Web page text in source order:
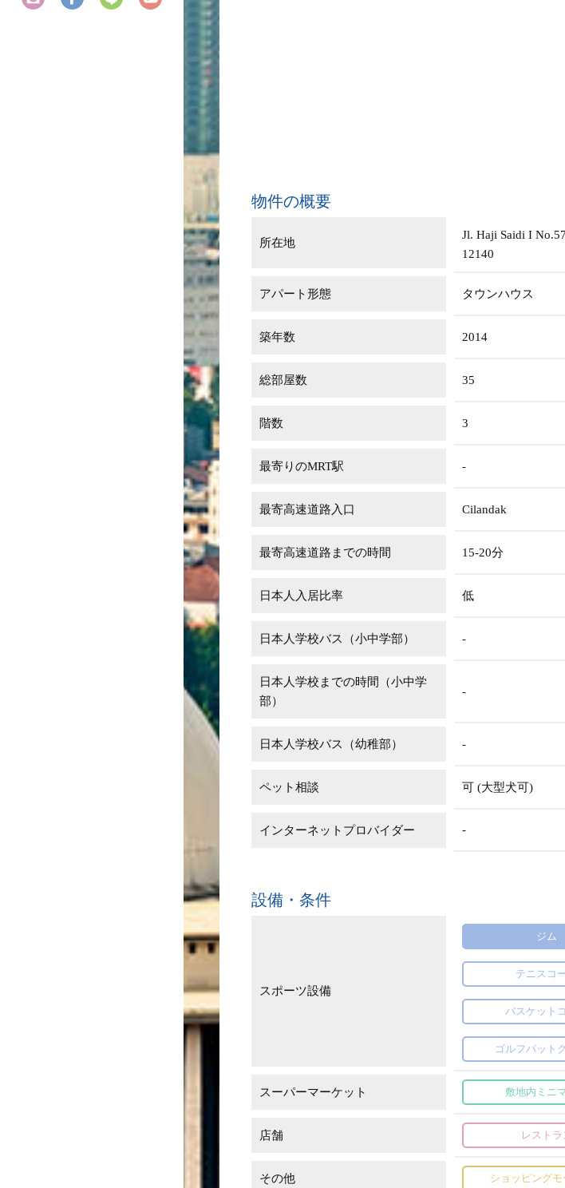
物件の概要
所在地
Jl. Haji Saidi I
12140
アパート形態 タウンハウス
築年数 2014
総部屋数 35
階数 3
最寄りのMRT駅 -
最寄高速道路入口 Cilandak
最寄高速道路までの時間 15-20分
日本人入居比率 低
日本人学校バス（小中学部） -
日本人学校までの時間（小中学
部）
-
日本人学校バス（幼稚部） -
ペット相談 可 (大型犬可)
インターネットプロバイダー -
設備・条件
スポーツ設備
ジム
テニスコ
バスケット
ゴルフパット
スーパーマーケット 敷地内ミニ
店舗 レストラ
その他 ショッピング